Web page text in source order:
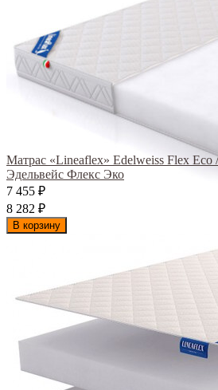
Матрас «Lineaflex» Edelweiss Flex Eco
Эдельвейс Флекс Эко
7 455 ₽
8 282 ₽
В корзину